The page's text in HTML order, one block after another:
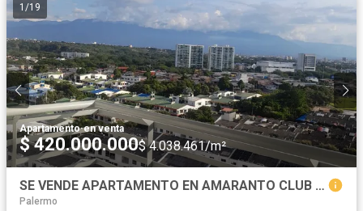
1 /19
Apartamento·en venta
$ 420.000.000$ 4.038.461/m²
SE VENDE APARTAMENTO EN AMARANTO CLUB HOUSE, NORTE DE NEIVA
Palermo